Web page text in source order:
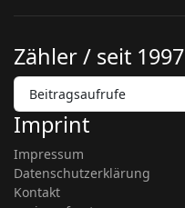
Zähler / seit 1997
Beitragsaufrufe
Imprint
Impressum
Datenschutzerklärung
Kontakt